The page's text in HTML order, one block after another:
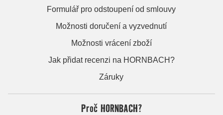
Formulář pro odstoupení od smlouvy
Možnosti doručení a vyzvednutí
Možnosti vrácení zboží
Jak přidat recenzi na HORNBACH?
Záruky
Proč HORNBACH?